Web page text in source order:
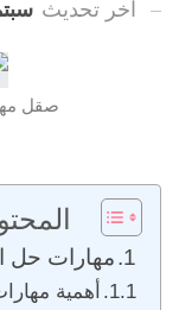
آخر تحديث سبتمبر
صقل
مهارات حل
أهمية